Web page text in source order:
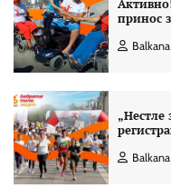
принос
„Нестле